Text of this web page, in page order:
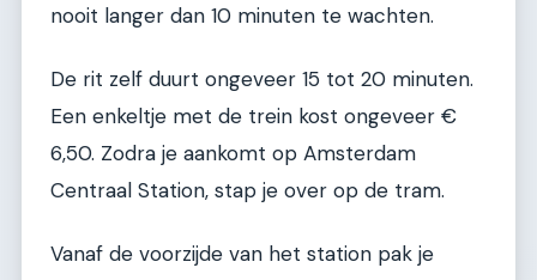
nooit langer dan 10 minuten te wachten.
De rit zelf duurt ongeveer 15 tot 20 minuten.
Een enkeltje met de trein kost ongeveer €
6,50. Zodra je aankomt op Amsterdam
Centraal Station, stap je over op de tram.
Vanaf de voorzijde van het station pak je